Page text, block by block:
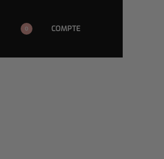
0 COMPTE